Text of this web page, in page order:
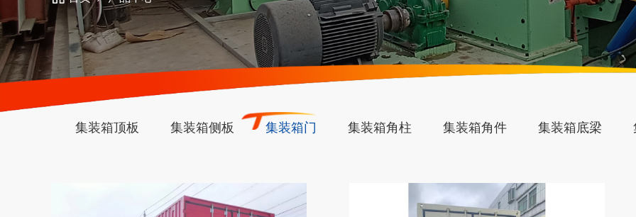
集装箱顶板 集装箱侧板 集装箱门 集装箱角柱 集装箱角件 集装箱底梁